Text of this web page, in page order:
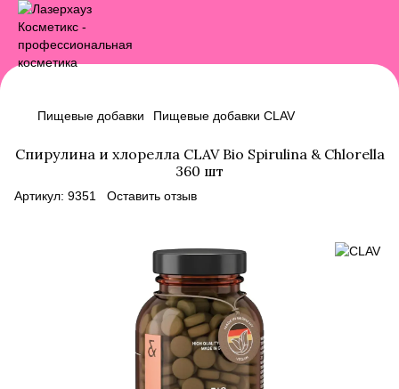
Пищевые добавки Пищевые добавки CLAV
Спирулина и хлорелла CLAV Bio Spirulina & Chlorella
360 шт
Артикул: 9351 Оставить отзыв